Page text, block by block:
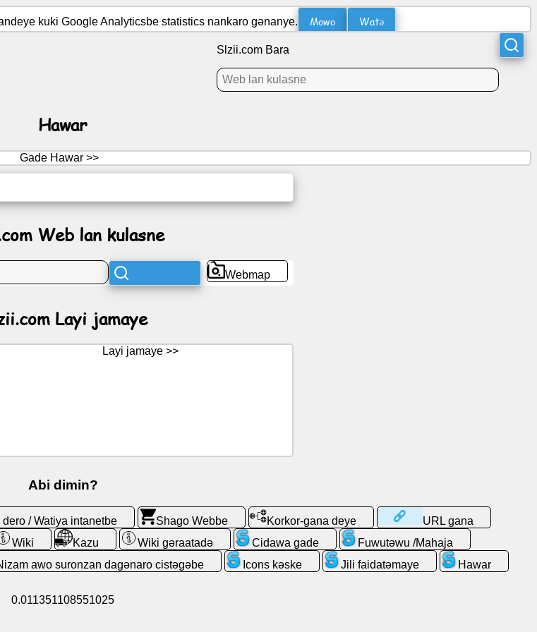
kuki Google Analyticsbe statistics nankaro gənanye. Mowo Watə
Slzii.com Bara
Hawar
Gade Hawar >>
Web lan kulasne
Webmap
Layi jamaye
Layi jamaye >>
Abi dimin?
dero / Watiya intanetbe Shago Webbe Korkor-gana deye
URL gana
Wiki Kazu Wiki gəraatadə Cidawa gade
Fuwutəwu /Mahaja
awo suronzan dagǝnaro cistǝgǝbe Icons kəske Jili faidatǝmaye
Hawar
0.011351108551025